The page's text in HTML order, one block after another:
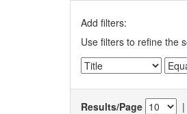
Add filters:
Use filters to refine the
Results/Page |